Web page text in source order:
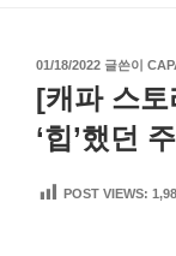
01/18/2022 글쓴이
[캐파 스
‘힙’했던
POST VIEWS: